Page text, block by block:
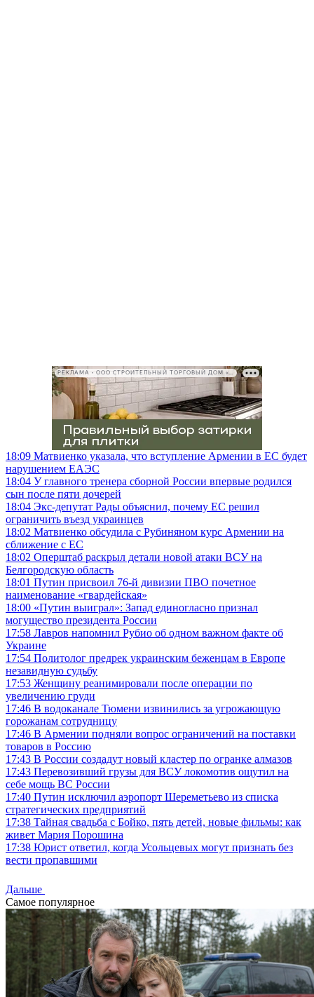
РЕКЛАМА • ООО СТРОИТЕЛЬНЫЙ ТОРГОВЫЙ ДОМ «ПЕТРОВИЧ», ИНН 7802348846
18:09 Матвиенко указала, что вступление Армении в ЕС будет
нарушением ЕАЭС
18:04 У главного тренера сборной России впервые родился
сын после пяти дочерей
18:04 Экс-депутат Рады объяснил, почему ЕС решил
ограничить въезд украинцев
18:02 Матвиенко обсудила с Рубиняном курс Армении на
сближение с ЕС
18:02 Оперштаб раскрыл детали новой атаки ВСУ на
Белгородскую область
18:01 Путин присвоил 76-й дивизии ПВО почетное
наименование «гвардейская»
18:00 «Путин выиграл»: Запад единогласно признал
могущество президента России
17:58 Лавров напомнил Рубио об одном важном факте об
Украине
17:54 Политолог предрек украинским беженцам в Европе
незавидную судьбу
17:53 Женщину реанимировали после операции по
увеличению груди
17:46 В водоканале Тюмени извинились за угрожающую
горожанам сотрудницу
17:46 В Армении подняли вопрос ограничений на поставки
товаров в Россию
17:43 В России создадут новый кластер по огранке алмазов
17:43 Перевозивший грузы для ВСУ локомотив ощутил на
себе мощь ВС России
17:40 Путин исключил аэропорт Шереметьево из списка
стратегических предприятий
17:38 Тайная свадьба с Бойко, пять детей, новые фильмы: как
живет Мария Порошина
17:38 Юрист ответил, когда Усольцевых могут признать без
вести пропавшими
Дальше
Самое популярное